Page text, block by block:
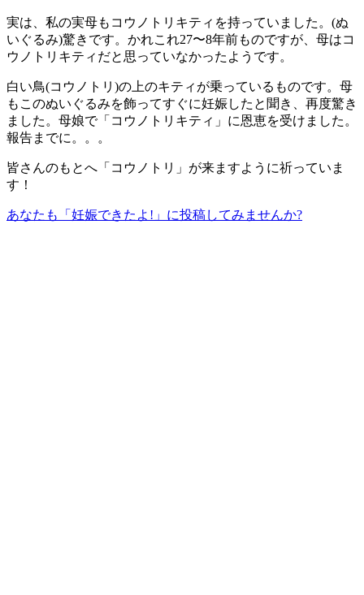
実は、私の実母もコウノトリキティを持っていました。(ぬ
いぐるみ)驚きです。かれこれ27〜8年前ものですが、母はコ
ウノトリキティだと思っていなかったようです。
白い鳥(コウノトリ)の上のキティが乗っているものです。母
もこのぬいぐるみを飾ってすぐに妊娠したと聞き、再度驚き
ました。母娘で「コウノトリキティ」に恩恵を受けました。
報告までに。。。
皆さんのもとへ「コウノトリ」が来ますように祈っていま
す！
あなたも「妊娠できたよ!」に投稿してみませんか?